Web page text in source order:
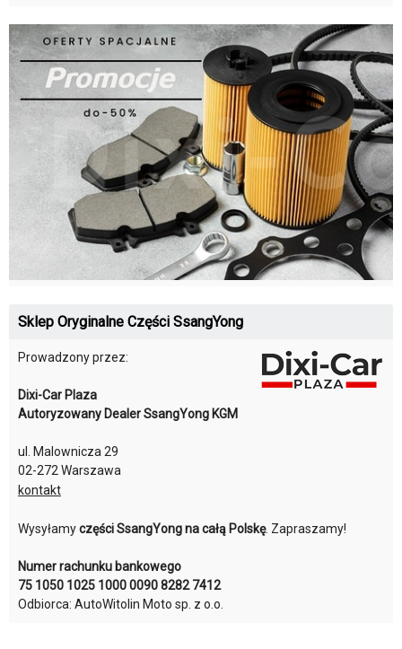
Sklep Oryginalne Części SsangYong
Prowadzony przez:
Dixi-Car Plaza
Autoryzowany Dealer SsangYong KGM
ul. Malownicza 29
02-272 Warszawa
kontakt
Wysyłamyczęści SsangYong na całą Polskę. Zapraszamy!
Numer rachunku bankowego
75 1050 1025 1000 0090 8282 7412
Odbiorca: AutoWitolin Moto sp. z o.o.